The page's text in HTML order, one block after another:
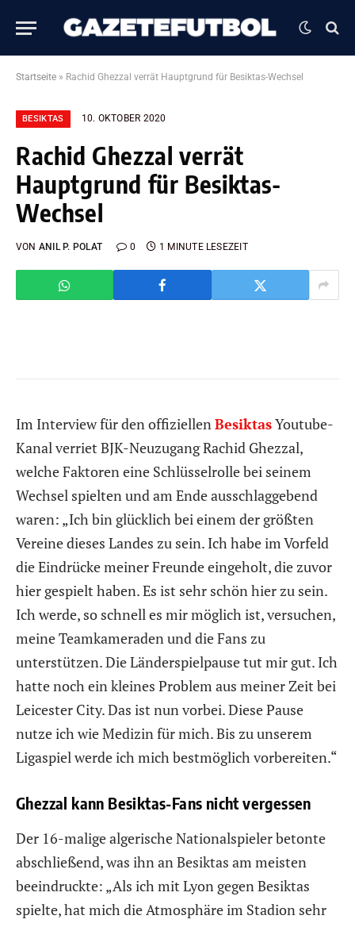
Startseite » Rachid Ghezzal verrät Hauptgrund für Besiktas-Wechsel
BESIKTAS 10. OKTOBER 2020
Rachid Ghezzal verrät
Hauptgrund für Besiktas-
Wechsel
VON ANIL P. POLAT 0 1 MINUTE LESEZEIT
Im Interview für den offiziellenBesiktasYoutube-
Kanal verriet BJK-Neuzugang Rachid Ghezzal,
welche Faktoren eine Schlüsselrolle bei seinem
Wechsel spielten und am Ende ausschlaggebend
waren: „Ich bin glücklich bei einem der größten
Vereine dieses Landes zu sein. Ich habe im Vorfeld
die Eindrücke meiner Freunde eingeholt, die zuvor
hier gespielt haben. Es ist sehr schön hier zu sein.
Ich werde, so schnell es mir möglich ist, versuchen,
meine Teamkameraden und die Fans zu
unterstützen. Die Länderspielpause tut mir gut. Ich
hatte noch ein kleines Problem aus meiner Zeit bei
Leicester City. Das ist nun vorbei. Diese Pause
nutze ich wie Medizin für mich. Bis zu unserem
Ligaspiel werde ich mich bestmöglich vorbereiten.“
Ghezzal kann Besiktas-Fans nicht vergessen
Der 16-malige algerische Nationalspieler betonte
abschließend, was ihn an Besiktas am meisten
beeindruckte: „Als ich mit Lyon gegen Besiktas
spielte, hat mich die Atmosphäre im Stadion sehr